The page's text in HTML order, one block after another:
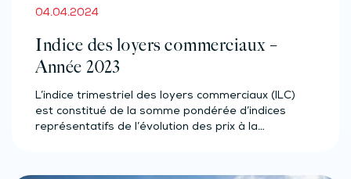
04.04.2024
Indice des loyers commerciaux –
Année 2023
L’indice trimestriel des loyers commerciaux (ILC)
est constitué de la somme pondérée d’indices
représentatifs de l’évolution des prix à la…